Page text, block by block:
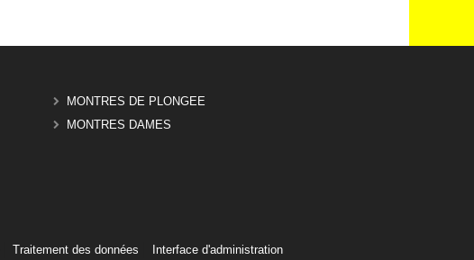
MONTRES DE PLONGEE
MONTRES DAMES
Traitement des données Interface d'administration